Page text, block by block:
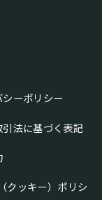
ーポリシー
法に基づく表記
クッキー）ポリシ